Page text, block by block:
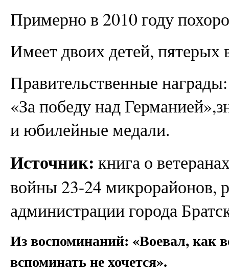
Примерно в 2010 году
Имеет двоих детей, пятерых
Правительственные
«За победу над
и юбилейные медали.
Источник: книга о
войны 23-24 микрорайонов,
администрации города
Из воспоминаний: «Воевал, как
вспоминать не хочется».